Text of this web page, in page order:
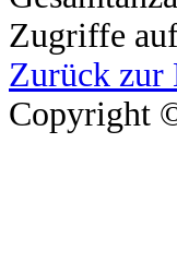
Zugriffe
Zurück zur
Copyright